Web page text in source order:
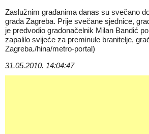
Zaslužnim građanima danas su svečano
grada Zagreba. Prije svečane sjednice,
je predvodio gradonačelnik Milan Bandić
zapalilo svijeće za preminule branitelje,
Zagreba./hina/metro-portal)
31.05.2010. 14:04:47